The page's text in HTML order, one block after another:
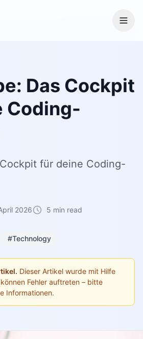
Das Cockpit
Coding-
für deine Coding-
2026 5 min read
#Technology
Dieser Artikel wurde mit Hilfe
Fehler auftreten – bitte
Informationen.